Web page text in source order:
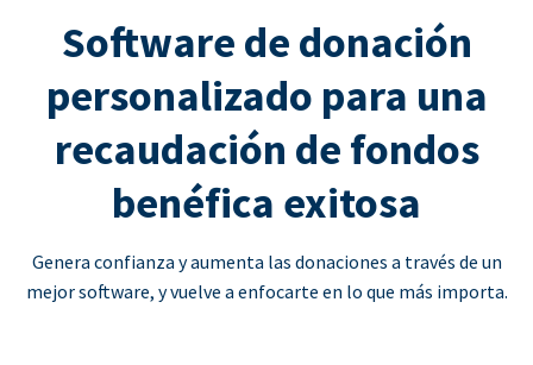
Software de donación
personalizado para una
recaudación de fondos
benéfica exitosa
Genera confianza y aumenta las donaciones a través de un
mejor software, y vuelve a enfocarte en lo que más importa.